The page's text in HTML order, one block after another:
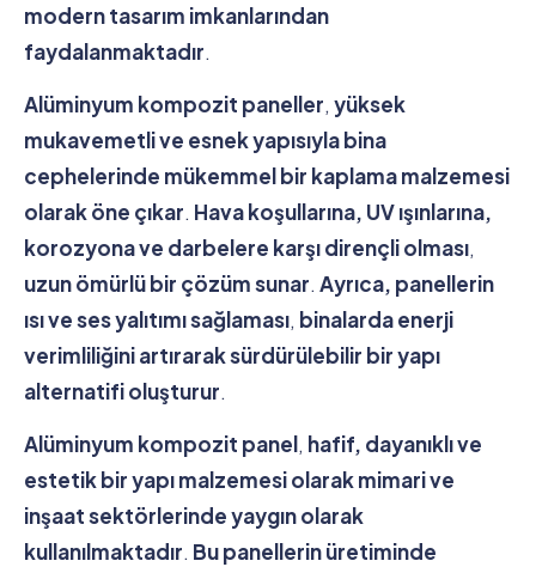
modern tasarım imkanlarından
faydalanmaktadır.
Alüminyum kompozit paneller, yüksek
mukavemetli ve esnek yapısıyla bina
cephelerinde mükemmel bir kaplama malzemesi
olarak öne çıkar. Hava koşullarına, UV ışınlarına,
korozyona ve darbelere karşı dirençli olması,
uzun ömürlü bir çözüm sunar. Ayrıca, panellerin
ısı ve ses yalıtımı sağlaması, binalarda enerji
verimliliğini artırarak sürdürülebilir bir yapı
alternatifi oluşturur.
Alüminyum kompozit panel, hafif, dayanıklı ve
estetik bir yapı malzemesi olarak mimari ve
inşaat sektörlerinde yaygın olarak
kullanılmaktadır. Bu panellerin üretiminde